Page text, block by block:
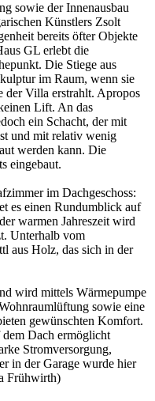
sowie der Innenausbau
Künstlers Zsolt
bereits öfter Objekte
GL erlebt die
Die Stiege aus
im Raum, wenn sie
der Villa erstrahlt. Apropos
Lift. An das
ein Schacht, der mit
und mit relativ wenig
werden kann. Die
eingebaut.
im Dachgeschoss:
es einen Rundumblick auf
warmen Jahreszeit wird
Unterhalb vom
aus Holz, das sich in der
wird mittels Wärmepumpe
sowie eine
gewünschten Komfort.
Dach ermöglicht
Stromversorgung,
in der Garage wurde hier
Frühwirth)